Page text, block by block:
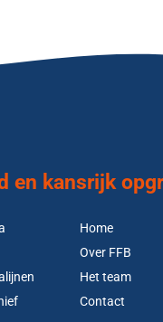
en kansrijk
Home
Over FFB
Het team
Contact